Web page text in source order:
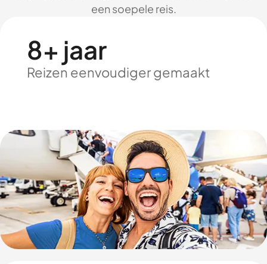
een soepele reis.
8+ jaar
Reizen eenvoudiger gemaakt